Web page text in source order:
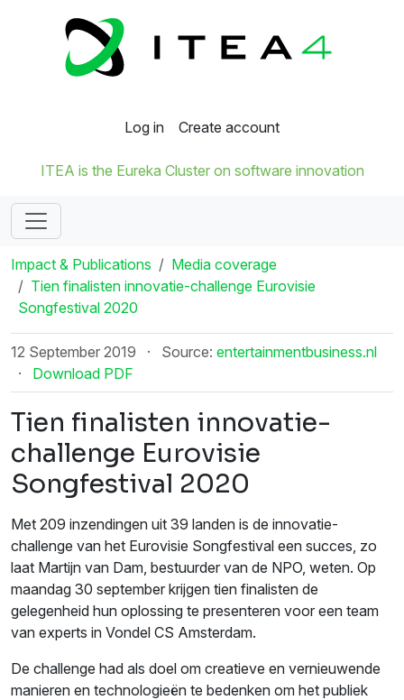
Log in Create account
ITEA is the Eureka Cluster on software innovation
Impact & Publications
Media coverage
Tien finalisten innovatie-challenge Eurovisie
Songfestival 2020
12 September 2019 · Source: entertainmentbusiness.nl
·
Download PDF
Tien finalisten innovatie-
challenge Eurovisie
Songfestival 2020
Met 209 inzendingen uit 39 landen is de innovatie-
challenge van het Eurovisie Songfestival een succes, zo
laat Martijn van Dam, bestuurder van de NPO, weten. Op
maandag 30 september krijgen tien finalisten de
gelegenheid hun oplossing te presenteren voor een team
van experts in Vondel CS Amsterdam.
De challenge had als doel om creatieve en vernieuwende
manieren en technologieën te bedenken om het publiek